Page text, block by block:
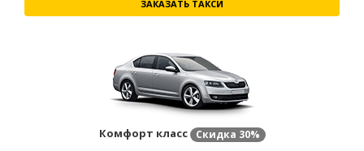
ЗАКАЗАТЬ ТАКСИ
Комфорт класс Скидка 30%